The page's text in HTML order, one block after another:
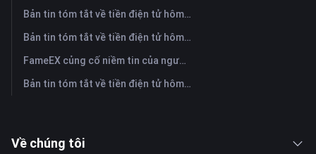
Bản tin tóm tắt về tiền điện tử hôm nay trên FameEX | Ngày 30 tháng 7 năm 2026
Bản tin tóm tắt về tiền điện tử hôm nay trên FameEX | Ngày 29 tháng 7 năm 2026
FameEX củng cố niềm tin của người dùng thông qua tám năm hoạt động ổn định và tăng trưởng toàn cầu
Bản tin tóm tắt về tiền điện tử hôm nay trên FameEX | Ngày 28 tháng 7 năm 2026
Về chúng tôi